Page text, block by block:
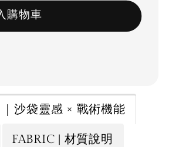
購物車
沙袋靈感 × 戰術機能
FABRIC | 材質說明